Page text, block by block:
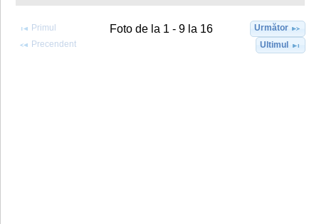
Primul
Precendent
Foto de la 1 - 9 la 16
Următor
Ultimul